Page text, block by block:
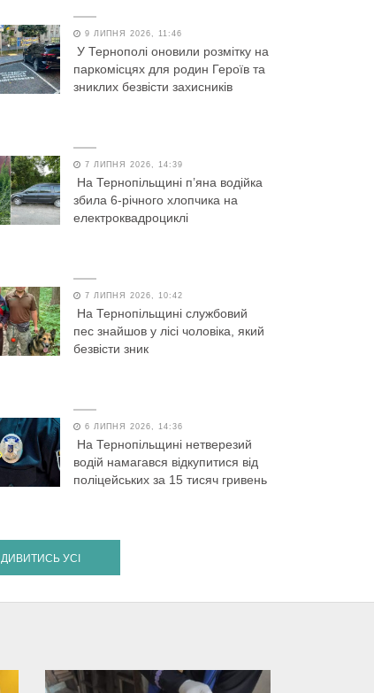
9 ЛИПНЯ 2026, 11:46
У Тернополі оновили розмітку на
паркомісцях для родин Героїв та
зниклих безвісти захисників
7 ЛИПНЯ 2026, 14:39
На Тернопільщині п’яна водійка
збила 6-річного хлопчика на
електроквадроциклі
7 ЛИПНЯ 2026, 10:42
На Тернопільщині службовий
пес знайшов у лісі чоловіка, який
безвісти зник
6 ЛИПНЯ 2026, 14:36
На Тернопільщині нетверезий
водій намагався відкупитися від
поліцейських за 15 тисяч гривень
ДИВИТИСЬ УСІ